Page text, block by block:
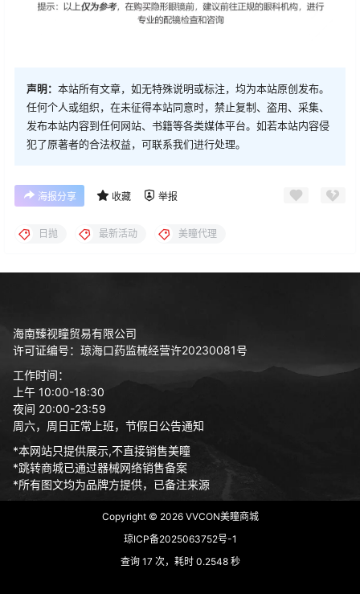
声明： 本站所有文章，如无特殊说明或标注，均为本站原创发布。
任何个人或组织，在未征得本站同意时，禁止复制、盗用、采集、
发布本站内容到任何网站、书籍等各类媒体平台。如若本站内容侵
犯了原著者的合法权益，可联系我们进行处理。
海报分享 收藏 举报
日抛 最新活动 美瞳代理
海南臻视瞳贸易有限公司
许可证编号：琼海口药监械经营许20230081号
工作时间：
上午 10:00-18:30
夜间 20:00-23:59
周六，周日正常上班，节假日公告通知
*本网站只提供展示,不直接销售美瞳
*跳转商城已通过器械网络销售备案
*所有图文均为品牌方提供，已备注来源
Copyright © 2026VVCON美瞳商城
琼ICP备2025063752号-1
查询 17 次，耗时 0.2548 秒